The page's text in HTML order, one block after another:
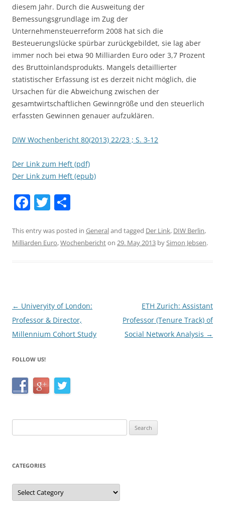
diesem Jahr. Durch die Ausweitung der
Bemessungsgrundlage im Zug der
Unternehmensteuerreform 2008 hat sich die
Besteuerungslücke spürbar zurückgebildet, sie lag aber
immer noch bei etwa 90 Milliarden Euro oder 3,7 Prozent
des Bruttoinlandsprodukts. Mangels detaillierter
statistischer Erfassung ist es derzeit nicht möglich, die
Ursachen für die Abweichung zwischen der
gesamtwirtschaftlichen Gewinngröße und den steuerlich
erfassten Gewinnen genauer aufzuklären.
DIW Wochenbericht 80(2013) 22/23 ; S. 3-12
Der Link zum Heft (pdf)
Der Link zum Heft (epub)
F
c
e
o
k
T
itt
er
ar
e
This entry was posted in Generaland tagged Der Link, DIW Berlin,
Milliarden Euro,Wochenberichton 29. May 2013 bySimon Jebsen.
Post
navigation
← Univeryity of London:
Professor & Director,
Millennium Cohort Study
ETH Zurich: Assistant
Professor (Tenure Track) of
Social Network Analysis →
FOLLOW US!
for:
CATEGORIES
Categories